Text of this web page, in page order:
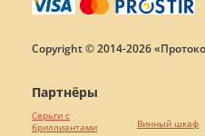
Copyright © 2014-2026
Партнёры
Серьги с
бриллиантами
Винный шкаф